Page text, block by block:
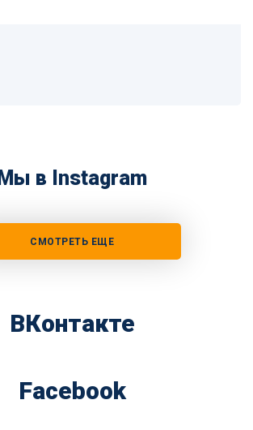
Мы в Instagram
СМОТРЕТЬ ЕЩЕ
ВКонтакте
Facebook